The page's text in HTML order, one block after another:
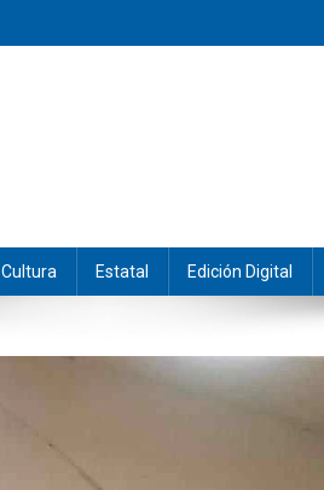
Cultura Estatal Edición Digital